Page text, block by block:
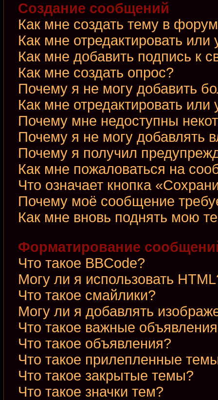
Создание сообщений
Как мне создать тему в
Как мне отредактировать
Как мне добавить подпись к
Как мне создать опрос?
Почему я не могу добавить
Как мне отредактировать или
Почему мне недоступны
Почему я не могу добавлять
Почему я получил
Как мне пожаловаться на
Что означает кнопка
Почему моё сообщение
Как мне вновь поднять мою
Форматирование
Что такое BBCode?
Могу ли я использовать
Что такое смайлики?
Могу ли я добавлять
Что такое важные
Что такое объявления?
Что такое прилепленные
Что такое закрытые темы?
Что такое значки тем?